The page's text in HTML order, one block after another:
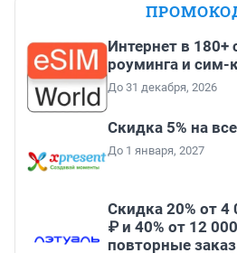
Интернет в 180+
роуминга и сим-
До 31 декабря, 2026
Скидка 5% на
До 1 января, 2027
Скидка 20% от 4
₽ и 40% от 12
повторные